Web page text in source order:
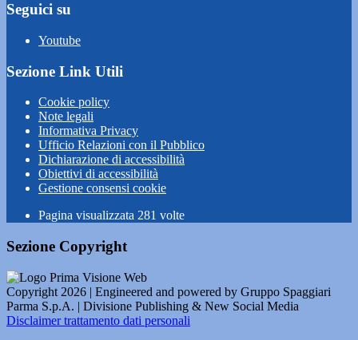
Seguici su
Youtube
Sezione Link Utili
Cookie policy
Note legali
Informativa Privacy
Ufficio Relazioni con il Pubblico
Dichiarazione di accessibilità
Obiettivi di accessibilità
Gestione consensi cookie
Pagina visualizzata 281 volte
Sezione Copyright
Copyright 2026 | Engineered and powered by Gruppo Spaggiari
Parma S.p.A. | Divisione Publishing & New Social Media
Disclaimer trattamento dati personali